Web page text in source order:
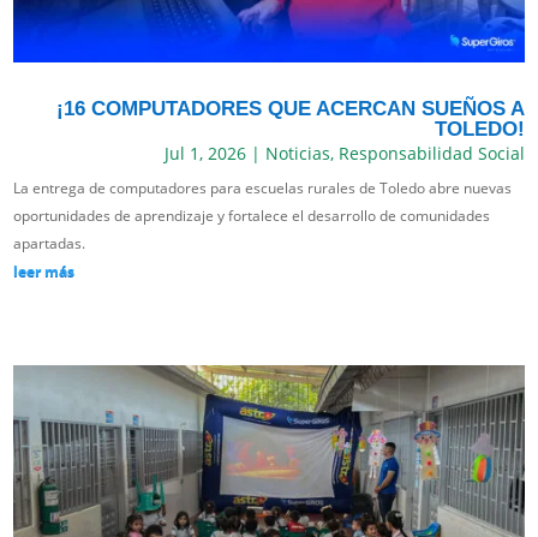
¡16 COMPUTADORES QUE ACERCAN SUEÑOS A
TOLEDO!
Jul 1, 2026| Noticias, Responsabilidad Social
La entrega de computadores para escuelas rurales de Toledo abre nuevas
oportunidades de aprendizaje y fortalece el desarrollo de comunidades
apartadas.
leer más